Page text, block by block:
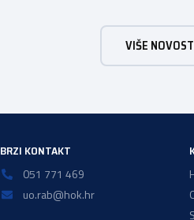
energičnost, pozitivan stav
neke od osobina koje su ključne
VIŠE
BRZI KONTAKT
051 771 469
uo.rab@hok.hr